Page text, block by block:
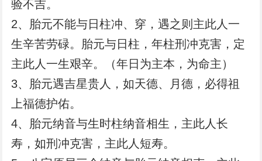
验不吉。
2、胎元不能与日柱冲、穿，遇之则主此人一
生辛苦劳碌。胎元与日柱，年柱刑冲克害，定
主此人一生艰辛。（年日为主本，为命主）
3、胎元遇吉星贵人，如天德、月德，必得祖
上福德护佑。
4、胎元纳音与生时柱纳音相生，主此人长
寿，如刑冲克害，主此人短寿。